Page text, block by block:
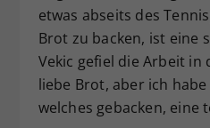
etwas abseits des
Brot zu backen, ist eine
Vekic gefiel die Arbeit in
liebe Brot, aber ich
welches gebacken, eine